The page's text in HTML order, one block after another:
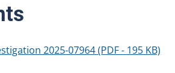
2025-07964 (PDF - 195 KB)